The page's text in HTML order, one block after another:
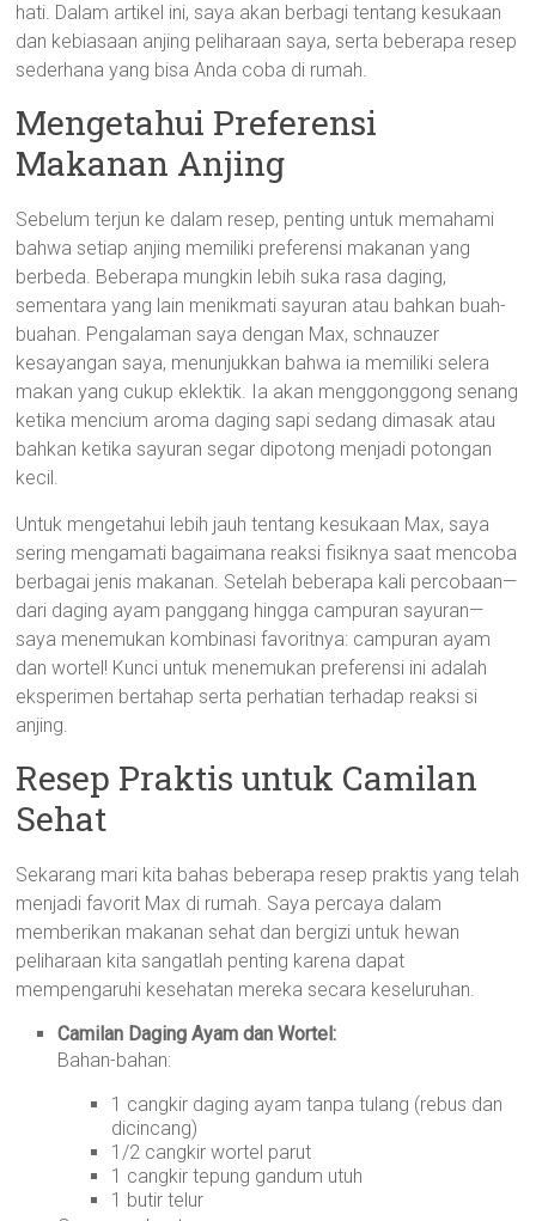
hati. Dalam artikel ini, saya akan berbagi tentang kesukaan
dan kebiasaan anjing peliharaan saya, serta beberapa resep
sederhana yang bisa Anda coba di rumah.
Mengetahui Preferensi
Makanan Anjing
Sebelum terjun ke dalam resep, penting untuk memahami
bahwa setiap anjing memiliki preferensi makanan yang
berbeda. Beberapa mungkin lebih suka rasa daging,
sementara yang lain menikmati sayuran atau bahkan buah-
buahan. Pengalaman saya dengan Max, schnauzer
kesayangan saya, menunjukkan bahwa ia memiliki selera
makan yang cukup eklektik. Ia akan menggonggong senang
ketika mencium aroma daging sapi sedang dimasak atau
bahkan ketika sayuran segar dipotong menjadi potongan
kecil.
Untuk mengetahui lebih jauh tentang kesukaan Max, saya
sering mengamati bagaimana reaksi fisiknya saat mencoba
berbagai jenis makanan. Setelah beberapa kali percobaan—
dari daging ayam panggang hingga campuran sayuran—
saya menemukan kombinasi favoritnya: campuran ayam
dan wortel! Kunci untuk menemukan preferensi ini adalah
eksperimen bertahap serta perhatian terhadap reaksi si
anjing.
Resep Praktis untuk Camilan
Sehat
Sekarang mari kita bahas beberapa resep praktis yang telah
menjadi favorit Max di rumah. Saya percaya dalam
memberikan makanan sehat dan bergizi untuk hewan
peliharaan kita sangatlah penting karena dapat
mempengaruhi kesehatan mereka secara keseluruhan.
Camilan Daging Ayam dan Wortel:
Bahan-bahan:
1 cangkir daging ayam tanpa tulang (rebus dan
dicincang)
1/2 cangkir wortel parut
1 cangkir tepung gandum utuh
1 butir telur